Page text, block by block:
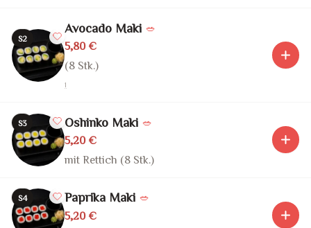
S2
Avocado Maki 🥗
5,80 €
(8 Stk.)
1
S3 Oshinko Maki 🥗
5,20 €
mit Rettich (8 Stk.)
S4 Paprika Maki 🥗
5,20 €